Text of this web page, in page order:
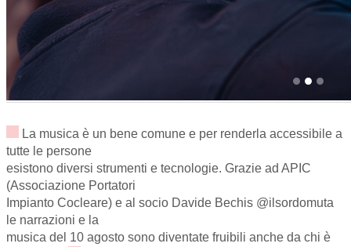
La musica è un bene comune e per renderla accessibile a
tutte le persone
esistono diversi strumenti e tecnologie. Grazie ad APIC
(Associazione Portatori
Impianto Cocleare) e al socio Davide Bechis @ilsordomuta
le narrazioni e la
musica del 10 agosto sono diventate fruibili anche da chi è